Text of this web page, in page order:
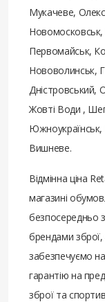
Мукачеве,
Первомайськ,
Нововолинськ,
Дністровський,
Жовті Води ,
Вишневе.
Відмінна ціна
магазині
безпосередньо
брендами зброї,
забезпечуємо
гарантію на
зброї та